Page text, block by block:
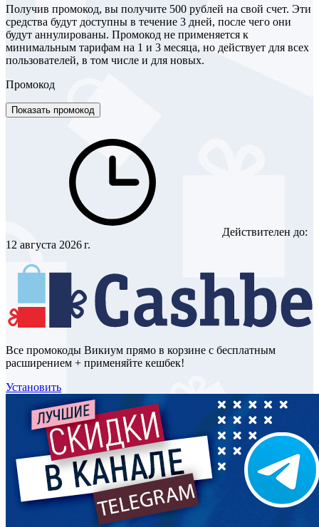
Получив промокод, вы получите 500 рублей на свой счет. Эти
средства будут доступны в течение 3 дней, после чего они
будут аннулированы. Промокод не применяется к
минимальным тарифам на 1 и 3 месяца, но действует для всех
пользователей, в том числе и для новых.
Промокод
Показать промокод
Действителен до:
12 августа 2026 г.
Все промокоды Викиум прямо в корзине с бесплатным
расширением + применяйте кешбек!
Установить